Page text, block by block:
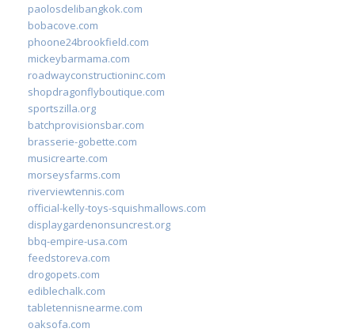
paolosdelibangkok.com
bobacove.com
phoone24brookfield.com
mickeybarmama.com
roadwayconstructioninc.com
shopdragonflyboutique.com
sportszilla.org
batchprovisionsbar.com
brasserie-gobette.com
musicrearte.com
morseysfarms.com
riverviewtennis.com
official-kelly-toys-squishmallows.com
displaygardenonsuncrest.org
bbq-empire-usa.com
feedstoreva.com
drogopets.com
ediblechalk.com
tabletennisnearme.com
oaksofa.com